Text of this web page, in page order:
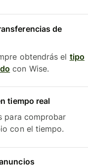
de
obtendrás el tipo
con Wise.
tiempo real
para comprobar
con el tiempo.